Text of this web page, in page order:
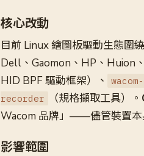
核心改動
目前 Linux 繪圖板驅動生態圍
Dell、Gaomon、HP、Huion
HID BPF 驅動框架）、
recorder
（規格擷取工具）。
Wacom 品牌」——儘管裝置本
影響範圍